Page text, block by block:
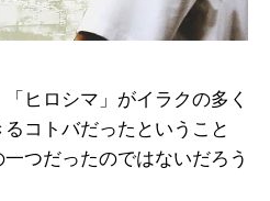
ヒロシマ」がイラクの多く
コトバだったということ
つだったのではないだろう